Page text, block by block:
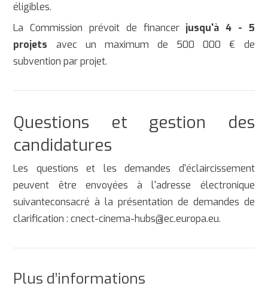
éligibles.
La Commission prévoit de financer jusqu'à 4 - 5
projets avec un maximum de 500 000 € de
subvention par projet.
Questions et gestion des
candidatures
Les questions et les demandes d'éclaircissement
peuvent être envoyées à l'adresse électronique
suivanteconsacré à la présentation de demandes de
clarification : cnect-cinema-hubs@ec.europa.eu.
Plus d’informations